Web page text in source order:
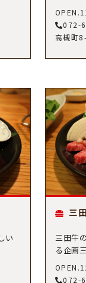
072-
高槻町
い
三
三田牛
る企画
072-